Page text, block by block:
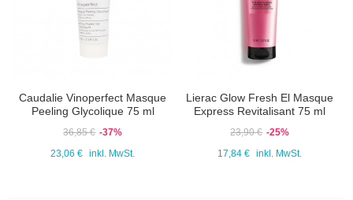
Caudalie Vinoperfect Masque
Peeling Glycolique 75 ml
36,85 € -37%
23,06 €
inkl. MwSt.
Lierac Glow Fresh El Masque
Express Revitalisant 75 ml
23,90 € -25%
17,84 €
inkl. MwSt.